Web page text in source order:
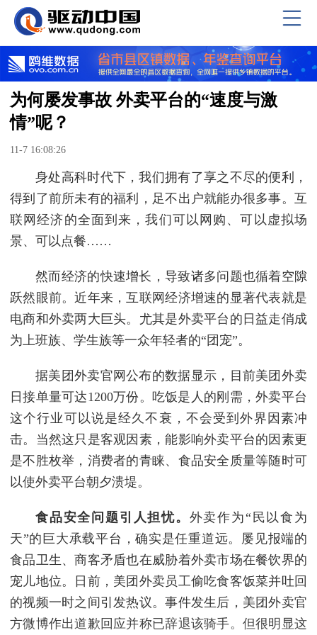
为何屡发事故 外卖平台的“速度与激
情”呢？
11-7 16:08:26
身处高科时代下，我们拥有了享之不尽的便利，
得到了前所未有的福利，足不出户就能办很多事。互
联网经济的全面到来，我们可以网购、可以虚拟场
景、可以点餐……
然而经济的快速增长，导致诸多问题也循着空隙
跃然眼前。近年来，互联网经济增速的显著代表就是
电商和外卖两大巨头。尤其是外卖平台的日益走俏成
为上班族、学生族等一众年轻者的“团宠”。
据美团外卖官网公布的数据显示，目前美团外卖
日接单量可达1200万份。吃饭是人的刚需，外卖平台
这个行业可以说是经久不衰，不会受到外界因素冲
击。当然这只是客观因素，能影响外卖平台的因素更
是不胜枚举，消费者的青睐、食品安全质量等随时可
以使外卖平台朝夕溃堤。
食品安全问题引人担忧。 外卖作为“民以食为
天”的巨大承载平台，确实是任重道远。屡见报端的
食品卫生、商客矛盾也在威胁着外卖市场在餐饮界的
宠儿地位。日前，美团外卖员工偷吃食客饭菜并吐回
的视频一时之间引发热议。事件发生后，美团外卖官
方微博作出道歉回应并称已辞退该骑手。但很明显这